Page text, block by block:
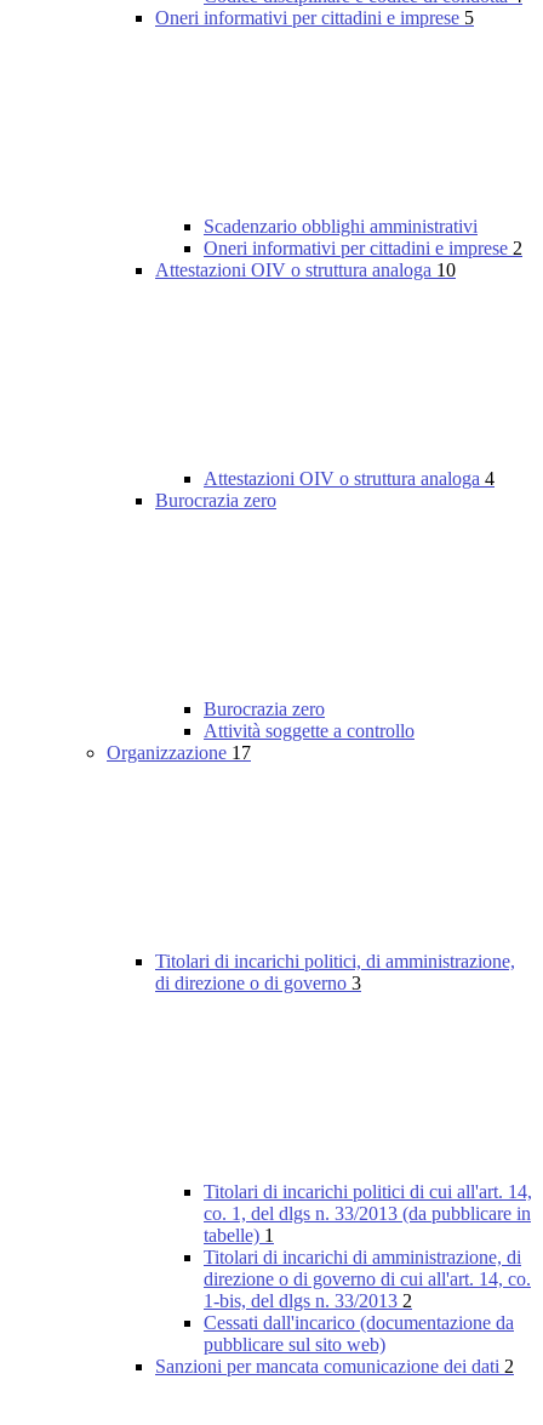
Oneri informativi per cittadini e imprese 5
Scadenzario obblighi amministrativi
Oneri informativi per cittadini e imprese 2
Attestazioni OIV o struttura analoga 10
Attestazioni OIV o struttura analoga 4
Burocrazia zero
Burocrazia zero
Attività soggette a controllo
Organizzazione 17
Titolari di incarichi politici, di amministrazione,
di direzione o di governo 3
Titolari di incarichi politici di cui all'art. 14,
co. 1, del dlgs n. 33/2013 (da pubblicare in
tabelle) 1
Titolari di incarichi di amministrazione, di
direzione o di governo di cui all'art. 14, co.
1-bis, del dlgs n. 33/2013 2
Cessati dall'incarico (documentazione da
pubblicare sul sito web)
Sanzioni per mancata comunicazione dei dati 2